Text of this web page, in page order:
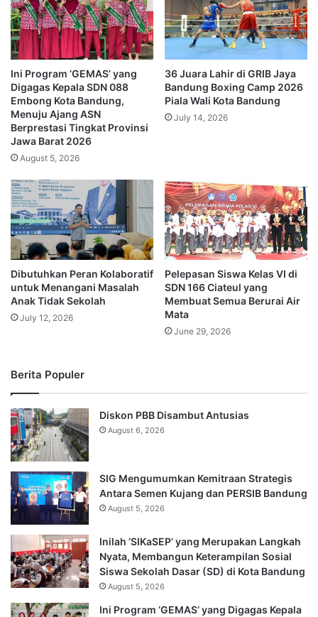
Ini Program ‘GEMAS’ yang
Digagas Kepala SDN 088
Embong Kota Bandung,
Menuju Ajang ASN
Berprestasi Tingkat Provinsi
Jawa Barat 2026
August 5, 2026
36 Juara Lahir di GRIB Jaya
Bandung Boxing Camp 2026
Piala Wali Kota Bandung
July 14, 2026
Dibutuhkan Peran Kolaboratif
untuk Menangani Masalah
Anak Tidak Sekolah
July 12, 2026
Pelepasan Siswa Kelas VI di
SDN 166 Ciateul yang
Membuat Semua Berurai Air
Mata
June 29, 2026
Berita Populer
Diskon PBB Disambut Antusias
August 6, 2026
SIG Mengumumkan Kemitraan Strategis
Antara Semen Kujang dan PERSIB Bandung
August 5, 2026
Inilah ‘SIKaSEP’ yang Merupakan Langkah
Nyata, Membangun Keterampilan Sosial
Siswa Sekolah Dasar (SD) di Kota Bandung
August 5, 2026
Ini Program ‘GEMAS’ yang Digagas Kepala